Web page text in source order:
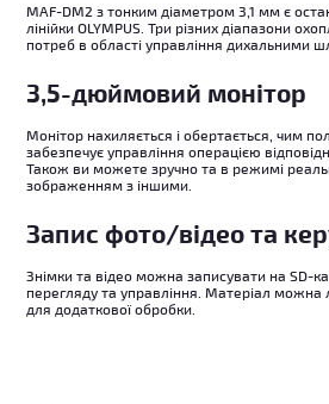
MAF-DM2 з тонким діаметром 3,1 мм є
лінійки OLYMPUS. Три різних діапазони
потреб в області управління дихальними
3,5-дюймовий монітор
Монітор нахиляється і обертається, чим
забезпечуєуправління операцією
Також ви можете зручно та в режимі
зображенням з іншими.
Запис фото/відео та
Знімки та відео можна записувати на SD-
перегляду та управління. Матеріал можна
для додатковоїобробки.